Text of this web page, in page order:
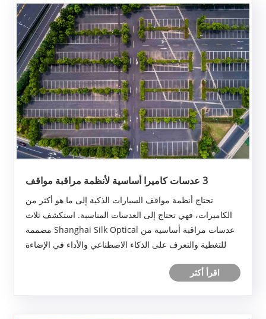
3 عدسات كاميرا أساسية لأنظمة مراقبة مواقف
السيارات الذكية
تحتاج أنظمة مواقف السيارات الذكية إلى ما هو أكثر من
الكاميرات، فهي تحتاج إلى العدسات المناسبة. استكشف ثلاث
عدسات مراقبة أساسية من Shanghai Silk Optical مصممة
للتغطية والتعرف على الذكاء الاصطناعي والأداء في الإضاءة
اقرأ أكثر